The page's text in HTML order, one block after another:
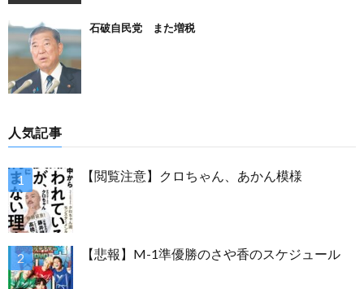
石破自民党 また増税
人気記事
【閲覧注意】クロちゃん、あかん模様
【悲報】M-1準優勝のさや香のスケジュール